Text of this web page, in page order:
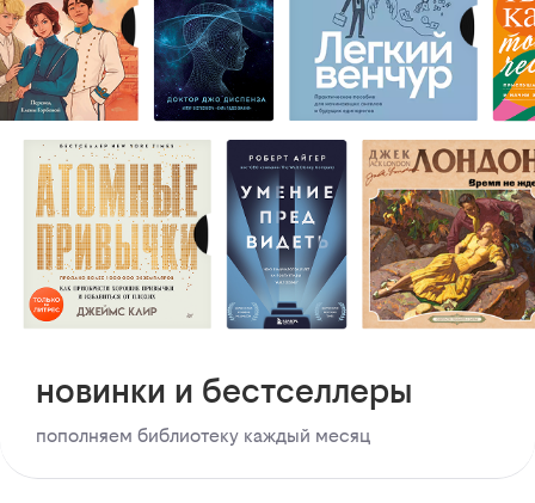
новинки и бестселлеры
пополняем библиотеку каждый месяц